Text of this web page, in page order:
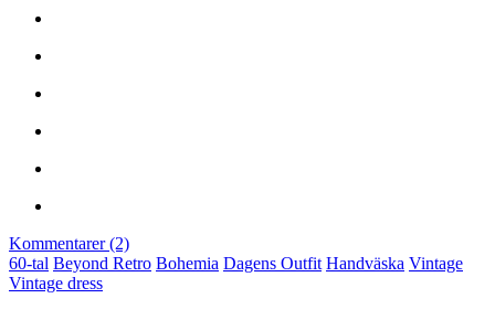
Kommentarer (2)
60-tal Beyond Retro Bohemia Dagens Outfit Handväska Vintage
Vintage dress